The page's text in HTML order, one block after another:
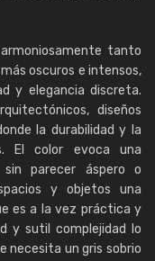
tanto
oscuros e intensos,
y elegancia discreta.
diseños
la durabilidad y la
El color evoca una
parecer áspero o
y objetos una
es a la vez práctica y
y sutil complejidad lo
necesita un gris sobrio